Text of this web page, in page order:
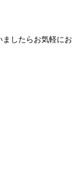
したらお気軽にお